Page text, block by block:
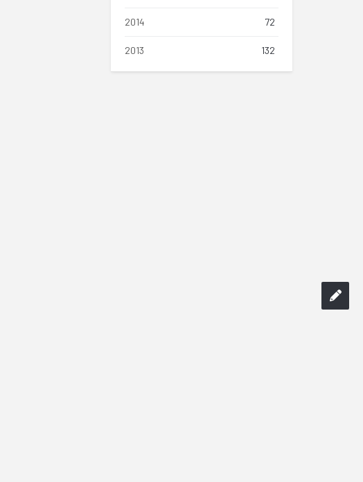
2014 72
2013 132